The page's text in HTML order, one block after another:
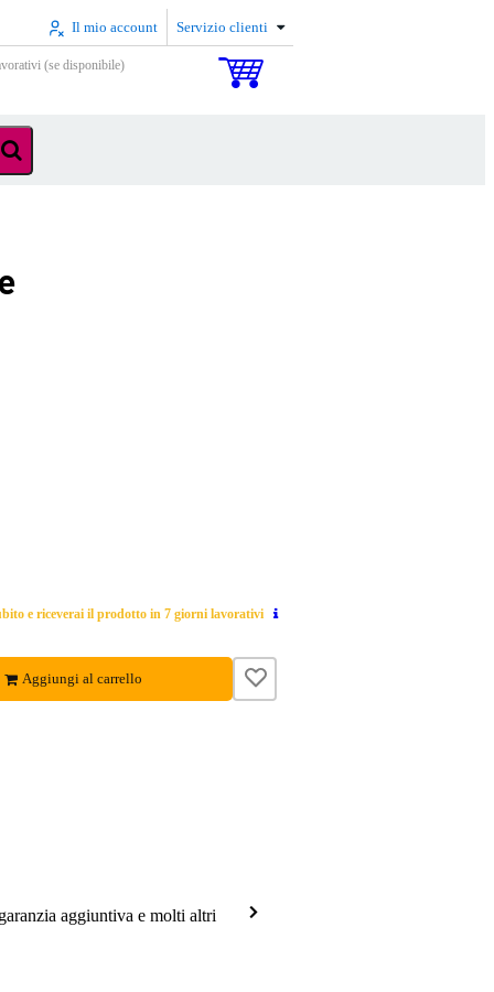
Il mio account Servizio clienti
(se disponibile)
e riceverai il prodotto in 7 giorni lavorativi
Aggiungi al carrello
aggiuntiva e molti altri